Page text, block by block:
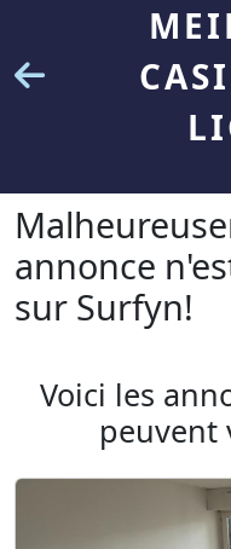
annonce
sur Surfyn!
Voici les
peuvent